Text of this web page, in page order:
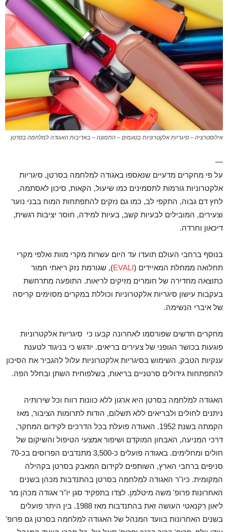
אילוסטרציה – סיגריות אלקטרוניות בטעמים – התמונה – באדיבות האגודה למלחמה בסרטן
—
על פי מחקרים מדעיים שנאספו באגודה למלחמה בסרטן, סיגריות
אלקטרוניות גורמות לתסמינים כמו שיעול, הקאות, סיכון לאסתמה,
לחץ דם גבוה, התקפי לב, כמו גם נזקים להתפתחות המוח בבני נוער
וצעירים, המובילים לבעיות קשב, בעיות למידה, חוסר יציבות רגשית,
דיכאון וחרדה.
בנוסף ברחבי העולם תועדו עד היום עשרות מקרי מוות ואלפי מקרי
תחלואה ממחלת המאיידים (EVALI), שגורמת נזק ריאתי חמור
כתוצאה מחדירה של חומרים מזיקים לריאות. התופעה מתרחשת
בעקבות עישון סיגריות אלקטרוניות וכוללת במקרים מסוימים קריסה
של איברי הנשימה.
מחקרים חדשים שפורסמו לאחרונה קבעו כי סיגריות אלקטרוניות
פוגעות בכושר הגופני של צעירים בריאים. יודגש כי בניגוד לטענת
ענקיות הטבק, השימוש בסיגריות אלקטרוניות עלול להגביר את הסיכון
להתפתחות גידולים סרטניים בריאות, בשלפוחית השתן ובחלל הפה.
האגודה למלחמה בסרטן היא ארגון ללא כוונות רווח וכל שירותיה
ניתנים לחולים ולבריאים ללא תשלום, הודות לתרומות הציבור, מאז
הקמתה בשנת 1952. האגודה פועלת בכל הדרכים לקידום המחקר,
דרכי המניעה, האבחון המוקדם ושיפור אמצעי הטיפול והשיקום של
חולים ומחלימים. באגודה פועלים כ-3,500 מתנדבים הפרוסים בכ-70
סניפים ברחבי הארץ, השותפים לקידום המאבק בסרטן בקהילה
המקומית. כיו"ר האגודה למלחמה בסרטן בהתנדבות מכהן בשנים
האחרונות פרופ' משה מיטלמן. לצדו בתפקיד סגן יו"ר אגודה מכהן מר
ליאון רקנאטי העושה זאת בהתנדבות מאז 1988. בין היתר פועלים
בשנים האחרונות בוועד המנהל של האגודה למלחמה בסרטן גם פרופ'